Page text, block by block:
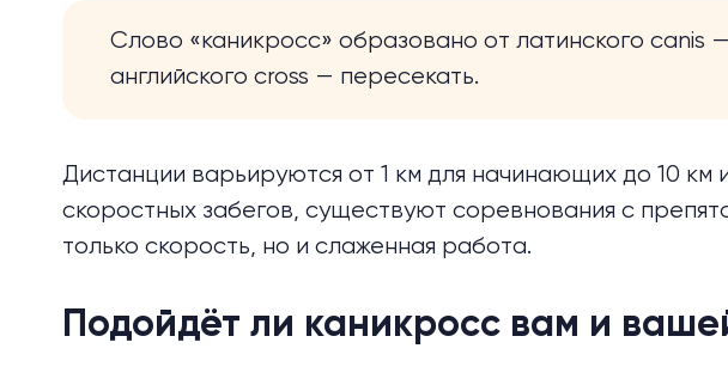
Слово «каникросс» образовано от латинского canis
английского cross — пересекать.
Дистанции варьируются от 1 км для начинающих до 10 км
скоростных забегов, существуют соревнования с
только скорость, но и слаженная работа.
Подойдёт ли каникросс вам и